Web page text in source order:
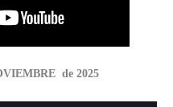
de 2025